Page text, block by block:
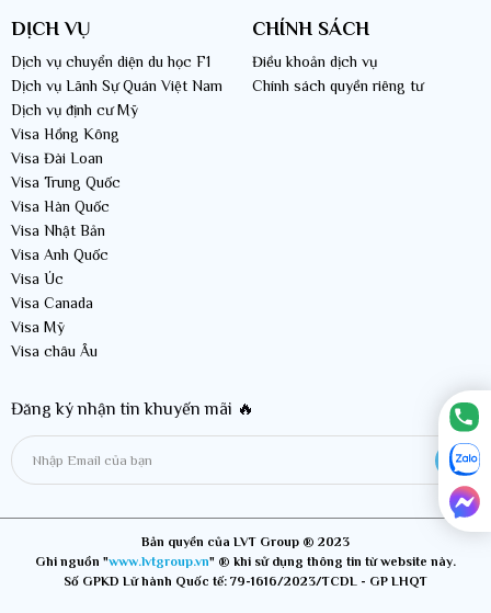
DỊCH VỤ
Dịch vụ chuyển diện du học F1
Dịch vụ Lãnh Sự Quán Việt Nam
Dịch vụ định cư Mỹ
Visa Hồng Kông
Visa Đài Loan
Visa Trung Quốc
Visa Hàn Quốc
Visa Nhật Bản
Visa Anh Quốc
Visa Úc
Visa Canada
Visa Mỹ
Visa châu Âu
CHÍNH SÁCH
Điều khoản dịch vụ
Chính sách quyền riêng tư
Đăng ký nhận tin khuyến mãi 🔥
Bản quyền của LVT Group ® 2023
Ghi nguồn "www.lvtgroup.vn" ® khi sử dụng thông tin từ website này.
Số GPKD Lữ hành Quốc tế: 79-1616/2023/TCDL - GP LHQT